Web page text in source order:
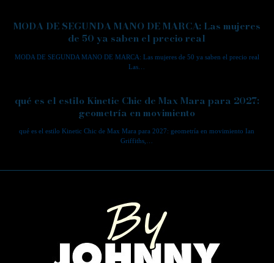
MODA DE SEGUNDA MANO DE MARCA: Las mujeres
de 50 ya saben el precio real
MODA DE SEGUNDA MANO DE MARCA: Las mujeres de 50 ya saben el precio real
Las…
qué es el estilo Kinetic Chic de Max Mara para 2027:
geometría en movimiento
qué es el estilo Kinetic Chic de Max Mara para 2027: geometría en movimiento Ian
Griffiths,…